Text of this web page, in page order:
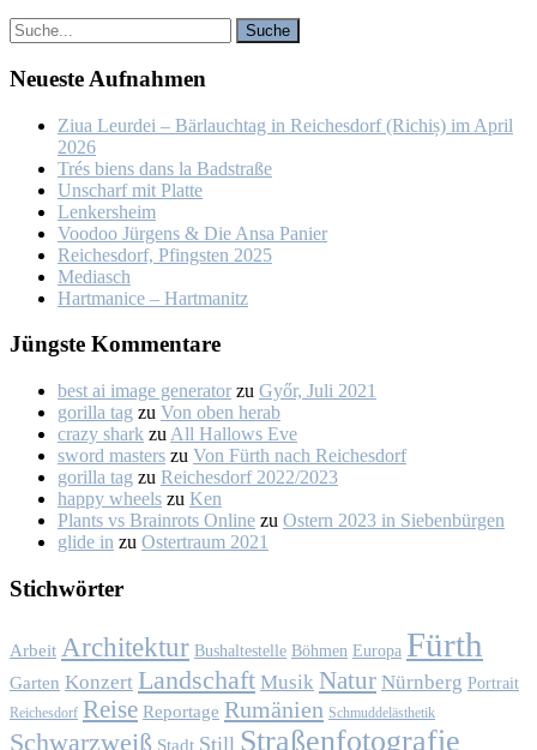
Neu­es­te Auf­nah­men
Ziua Leur­dei – Bär­lauch­tag in Rei­ches­dorf (Ri­chiș) im April
2026
Trés biens dans la Bad­stra­ße
Un­scharf mit Plat­te
Len­kers­heim
Voo­doo Jür­gens & Die An­sa Pa­nier
Rei­ches­dorf, Pfings­ten 2025
Me­dia­sch
Hart­ma­nice – Hart­ma­nitz
Jüngs­te Kom­men­ta­re
best ai image generator zu Győr, Ju­li 2021
gorilla tag zu Von oben her­ab
crazy shark zu All Hal­lows Eve
sword masters zu Von Fürth nach Rei­ches­dorf
gorilla tag zu Rei­ches­dorf 2022/2023
happy wheels zu Ken
Plants vs Brainrots Online zu Os­tern 2023 in Sie­ben­bür­gen
glide in zu Os­ter­traum 2021
Stich­wör­ter
Arbeit Architektur Bushaltestelle Böhmen Europa Fürth
Garten Konzert Landschaft Musik Natur Nürnberg Portrait
Reichesdorf Reise Reportage Rumänien Schmuddelästhetik
Schwarzweiß Stadt Still Straßenfotografie